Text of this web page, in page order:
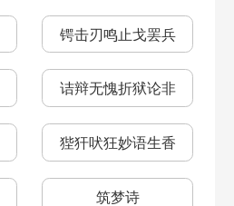
快速升级
新手入门攻略
可可利亚配队
卡芙卡怎么样
地城探宝四
遗迹三浅层
地城探宝二
遗迹二浅层
锷击刃鸣止戈罢兵
诘辩无愧折狱论非
狴犴吠狂妙语生香
筑梦诗